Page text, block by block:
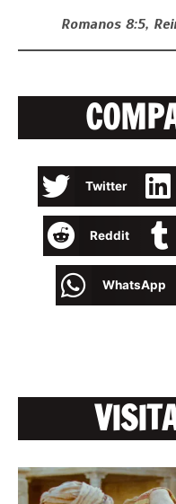
Romanos 8:5,
Twitter
Reddit
WhatsApp